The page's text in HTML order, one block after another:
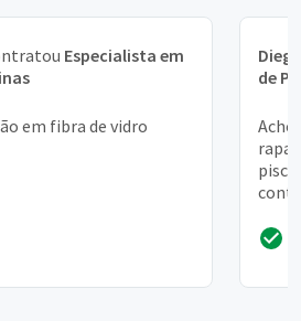
Especialista em
em fibra de vidro
de
Acho